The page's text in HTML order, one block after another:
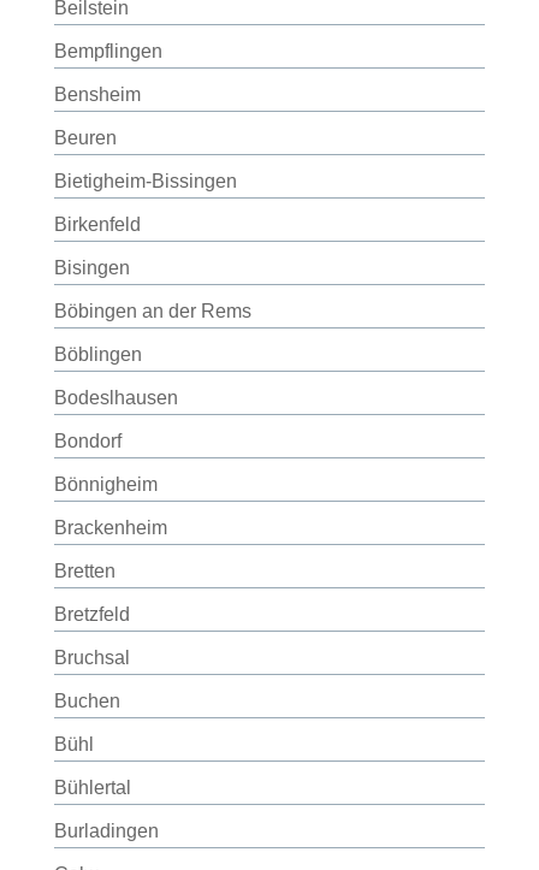
Beilstein
Bempflingen
Bensheim
Beuren
Bietigheim-Bissingen
Birkenfeld
Bisingen
Böbingen an der Rems
Böblingen
Bodeslhausen
Bondorf
Bönnigheim
Brackenheim
Bretten
Bretzfeld
Bruchsal
Buchen
Bühl
Bühlertal
Burladingen